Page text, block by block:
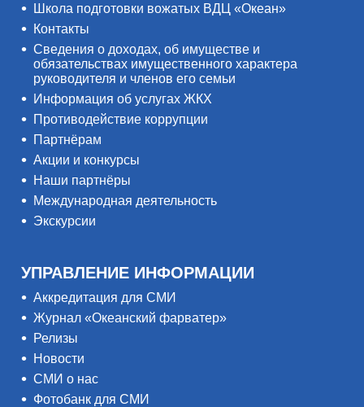
Школа подготовки вожатых ВДЦ «Океан»
Контакты
Сведения о доходах, об имуществе и
обязательствах имущественного характера
руководителя и членов его семьи
Информация об услугах ЖКХ
Противодействие коррупции
Партнёрам
Акции и конкурсы
Наши партнёры
Международная деятельность
Экскурсии
УПРАВЛЕНИЕ ИНФОРМАЦИИ
Аккредитация для СМИ
Журнал «Океанский фарватер»
Релизы
Новости
СМИ о нас
Фотобанк для СМИ